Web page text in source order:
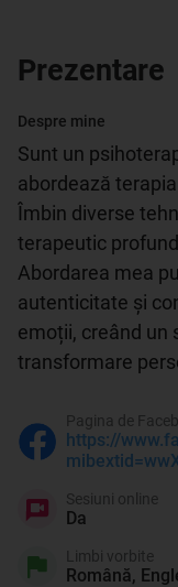
Prezentare
Despre mine
Sunt un
abordează
Îmbin diverse
terapeutic
Abordarea mea
autenticitate și
emoții, creând un
transformare
https://
Pagina de
Da
Sesiuni online
Română,
Limbi vorbite